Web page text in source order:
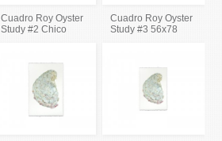
Cuadro Roy Oyster
Study #2 Chico
Cuadro Roy Oyster
Study #3 56x78